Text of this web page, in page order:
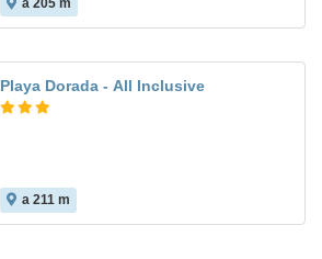
a 205 m
Playa Dorada - All Inclusive
a 211 m